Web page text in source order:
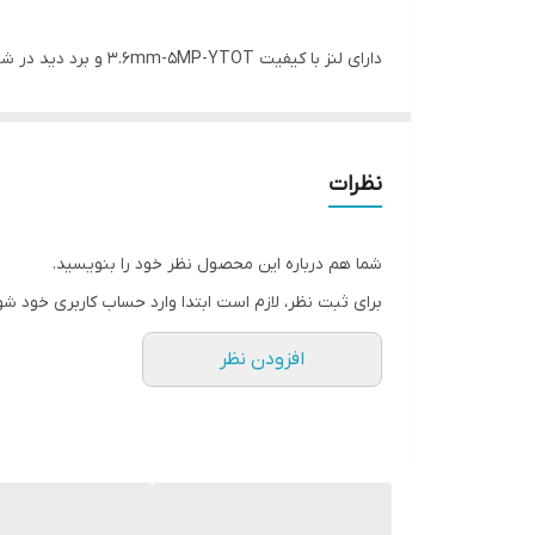
دارای لنز با کیفیت 3.6mm-5MP-YTOT و برد دید در شب 25 متر WARM LIGHT از ویژگی دوربین مداربسته بولت هایتک HITECH مدل HAB-2587 است.
نظرات
شما هم درباره این محصول نظر خود را بنویسید.
برای ثبت نظر، لازم است ابتدا وارد حساب کاربری خود
افزودن نظر